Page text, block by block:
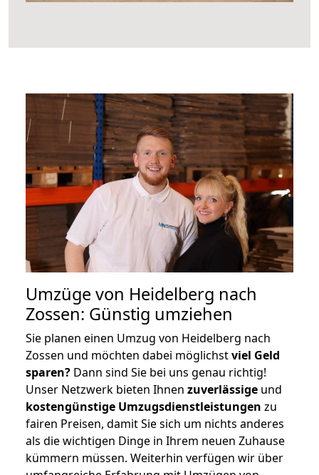
Umzüge von Heidelberg nach
Zossen: Günstig umziehen
Sie planen einen Umzug von Heidelberg nach
Zossen und möchten dabei möglichstviel Geld
sparen? Dann sind Sie bei uns genau richtig!
Unser Netzwerk bieten Ihnen zuverlässige und
kostengünstige Umzugsdienstleistungen zu
fairen Preisen, damit Sie sich um nichts anderes
als die wichtigen Dinge in Ihrem neuen Zuhause
kümmern müssen. Weiterhin verfügen wir über